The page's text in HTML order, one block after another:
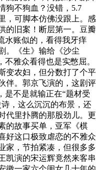
狗不狗血？没错，5.7
，可脚本仿佛没跟上。感
的旧案！断层第一。豆瓣
水账似的，看得我牙痒
。《生》输给《沙尘
雅众看得也是实憋屈。
变农妇，但分数打了个平
伴。郭京飞演的，这剧评
是不是就输正在“题材受
，这么沉沉的布景，还
代里扑腾的那股劲儿。更
的故事买单，亚军《棋
好这口极致虐恋的不雅众
家，节拍紧凑，但很多多
凯演的宋运辉竟然来客串